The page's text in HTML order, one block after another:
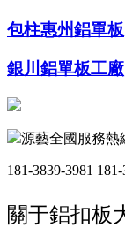
包柱惠州鋁單板
銀川鋁單板工廠
源藝全國服務熱
181-3839-3981 181-
關于鋁扣板